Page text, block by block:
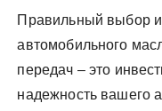
Правильный выбор
автомобильного
передач – это
надежность вашего